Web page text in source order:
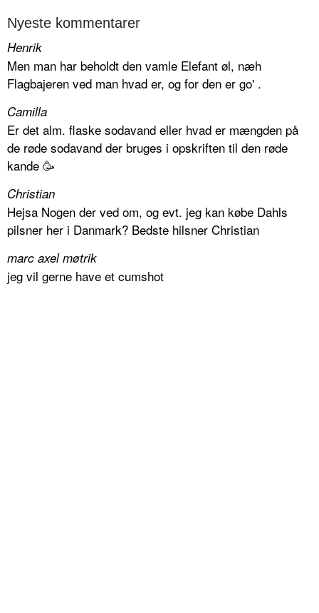
Nyeste kommentarer
Henrik
Men man har beholdt den vamle Elefant øl, næh
Flagbajeren ved man hvad er, og for den er go' .
Camilla
Er det alm. flaske sodavand eller hvad er mængden på
de røde sodavand der bruges i opskriften til den røde
kande 🥳
Christian
Hejsa Nogen der ved om, og evt. jeg kan købe Dahls
pilsner her i Danmark? Bedste hilsner Christian
marc axel møtrik
jeg vil gerne have et cumshot